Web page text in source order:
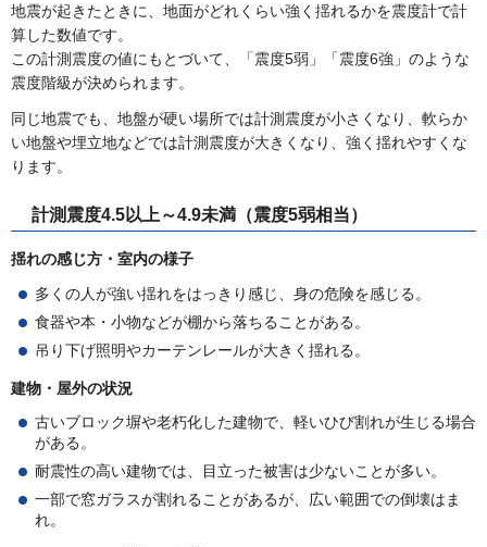
地震が起きたときに、地面がどれくらい強く揺れるかを震度計で計
算した数値です。
この計測震度の値にもとづいて、「震度5弱」「震度6強」のような
震度階級が決められます。
同じ地震でも、地盤が硬い場所では計測震度が小さくなり、軟らか
い地盤や埋立地などでは計測震度が大きくなり、強く揺れやすくな
ります。
計測震度4.5以上～4.9未満（震度5弱相当）
揺れの感じ方・室内の様子
多くの人が強い揺れをはっきり感じ、身の危険を感じる。
食器や本・小物などが棚から落ちることがある。
吊り下げ照明やカーテンレールが大きく揺れる。
建物・屋外の状況
古いブロック塀や老朽化した建物で、軽いひび割れが生じる場合
がある。
耐震性の高い建物では、目立った被害は少ないことが多い。
一部で窓ガラスが割れることがあるが、広い範囲での倒壊はま
れ。